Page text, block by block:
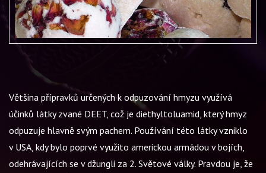
Většina přípravků určených k odpuzování hmyzu využívá
účinků látky zvané DEET, což je diethyltoluamid, který hmyz
odpuzuje hlavně svým pachem. Používání této látky vzniklo
v USA, kdy bylo poprvé využito americkou armádou v bojích,
odehrávajících se v džungli za 2. Světové války. Pravdou je, že